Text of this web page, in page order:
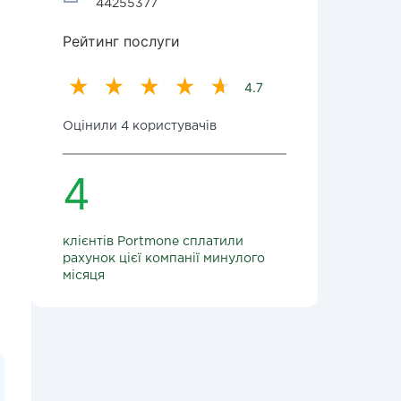
44255377
Рейтинг послуги
4.7
Оцінили 4 користувачів
4
клієнтів Portmone сплатили
рахунок цієї компанії минулого
місяця